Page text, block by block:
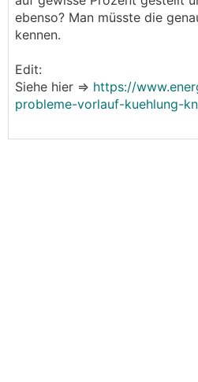
ebenso? Man müsste die
kennen.
Edit:
Siehe hier => https://
probleme-vorlauf-kuehlung-